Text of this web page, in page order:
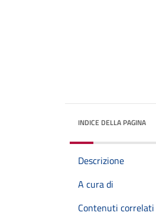
INDICE DELLA PAGINA
Descrizione
A cura di
Contenuti correlati